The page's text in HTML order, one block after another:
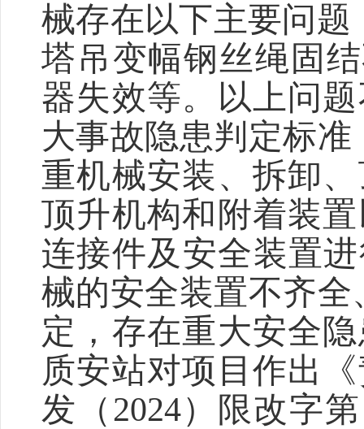
械存在以下主要问题
塔吊变幅钢丝绳固
器失效等。以上问
大事故隐患判定标准
重机械安装、拆卸
顶升机构和附着装
连接件及安全装置
械的安全装置不齐
定，存在重大安全
质安站对项目作出
发（2024）限改字